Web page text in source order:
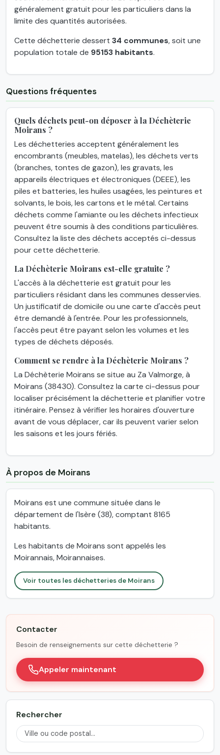
généralement gratuit pour les particuliers dans la
limite des quantités autorisées.
Cette déchetterie dessert 34 communes, soit une
population totale de 95153 habitants.
Questions fréquentes
Quels déchets peut-on déposer à la Déchèterie
Moirans ?
Les déchetteries acceptent généralement les
encombrants (meubles, matelas), les déchets verts
(branches, tontes de gazon), les gravats, les
appareils électriques et électroniques (DEEE), les
piles et batteries, les huiles usagées, les peintures et
solvants, le bois, les cartons et le métal. Certains
déchets comme l'amiante ou les déchets infectieux
peuvent être soumis à des conditions particulières.
Consultez la liste des déchets acceptés ci-dessus
pour cette déchetterie.
La Déchèterie Moirans est-elle gratuite ?
L'accès à la déchetterie est gratuit pour les
particuliers résidant dans les communes desservies.
Un justificatif de domicile ou une carte d'accès peut
être demandé à l'entrée. Pour les professionnels,
l'accès peut être payant selon les volumes et les
types de déchets déposés.
Comment se rendre à la Déchèterie Moirans ?
La Déchèterie Moirans se situe au Za Valmorge, à
Moirans (38430). Consultez la carte ci-dessus pour
localiser précisément la déchetterie et planifier votre
itinéraire. Pensez à vérifier les horaires d'ouverture
avant de vous déplacer, car ils peuvent varier selon
les saisons et les jours fériés.
À propos de Moirans
Moirans est une commune située dans le
département de l'Isère (38), comptant 8165
habitants.
Les habitants de Moirans sont appelés les
Moirannais, Moirannaises.
Voir toutes les déchetteries de Moirans
Contacter
Besoin de renseignements sur cette déchetterie ?
Appeler maintenant
Rechercher